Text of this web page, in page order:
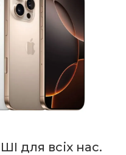
для всіх нас.